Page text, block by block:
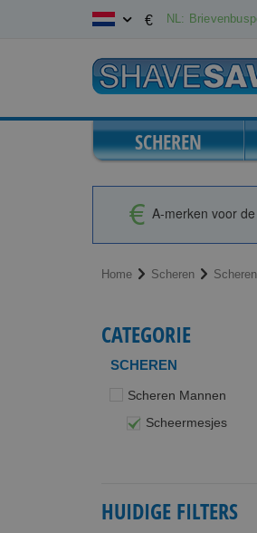
Ga
inhoud
€ NL:
SCHEREN
A-merken voor
Home Scheren
CATEGORIE
SCHEREN
Scheren Mannen
Scheermesjes
HUIDIGE FILTERS